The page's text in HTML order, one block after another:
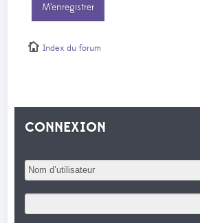
M’enregistrer
Index du forum
CONNEXION